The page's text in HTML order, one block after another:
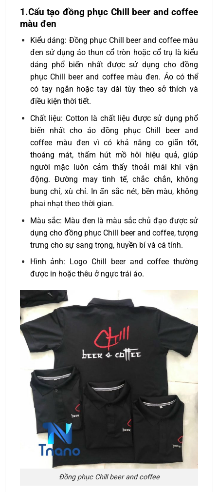
1.Cấu tạo đồng phục Chill beer and coffee
màu đen
Kiểu dáng: Đồng phục Chill beer and coffee màu
đen sử dụng áo thun cổ tròn hoặc cổ trụ là kiểu
dáng phổ biến nhất được sử dụng cho đồng
phục Chill beer and coffee màu đen. Áo có thể
có tay ngắn hoặc tay dài tùy theo sở thích và
điều kiện thời tiết.
Chất liệu: Cotton là chất liệu được sử dụng phổ
biến nhất cho áo đồng phục Chill beer and
coffee màu đen vì có khả năng co giãn tốt,
thoáng mát, thấm hút mồ hôi hiệu quả, giúp
người mặc luôn cảm thấy thoải mái khi vận
động. Đường may tinh tế, chắc chắn, không
bung chỉ, xù chỉ. In ấn sắc nét, bền màu, không
phai nhạt theo thời gian.
Màu sắc: Màu đen là màu sắc chủ đạo được sử
dụng cho đồng phục Chill beer and coffee, tượng
trưng cho sự sang trọng, huyền bí và cá tính.
Hình ảnh: Logo Chill beer and coffee thường
được in hoặc thêu ở ngực trái áo.
Đồng phục Chill beer and coffee